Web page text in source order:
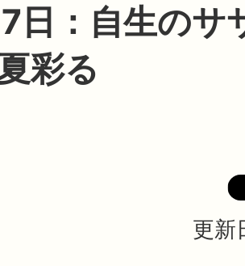
日：自生のサ
彩る
更新